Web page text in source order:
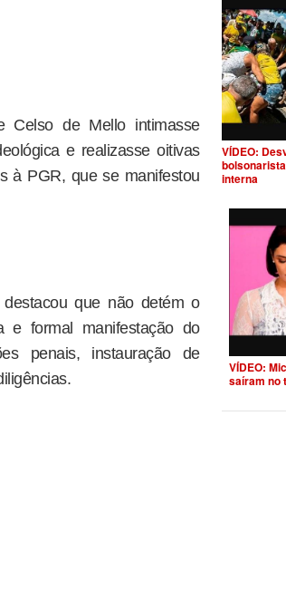
Celso de Mello intimasse
e realizasse oitivas
à PGR, que se manifestou
que não detém o
e formal manifestação do
penais, instauração de
VÍDEO:
interna
VÍDEO:
saíram no